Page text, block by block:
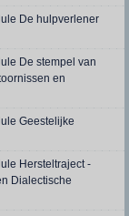
De hulpverlener
De stempel van
en
Geestelijke
Hersteltraject -
Dialectische